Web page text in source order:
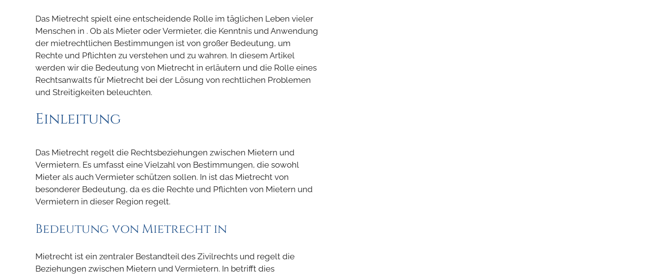
Das Mietrecht spielt eine entscheidende Rolle im täglichen Leben vieler
Menschen in . Ob als Mieter oder Vermieter, die Kenntnis und Anwendung
der mietrechtlichen Bestimmungen ist von großer Bedeutung, um
Rechte und Pflichten zu verstehen und zu wahren. In diesem Artikel
werden wir die Bedeutung von Mietrecht in erläutern und die Rolle eines
Rechtsanwalts für Mietrecht bei der Lösung von rechtlichen Problemen
und Streitigkeiten beleuchten.
Einleitung
Das Mietrecht regelt die Rechtsbeziehungen zwischen Mietern und
Vermietern. Es umfasst eine Vielzahl von Bestimmungen, die sowohl
Mieter als auch Vermieter schützen sollen. In ist das Mietrecht von
besonderer Bedeutung, da es die Rechte und Pflichten von Mietern und
Vermietern in dieser Region regelt.
Bedeutung von Mietrecht in
Mietrecht ist ein zentraler Bestandteil des Zivilrechts und regelt die
Beziehungen zwischen Mietern und Vermietern. In betrifft dies